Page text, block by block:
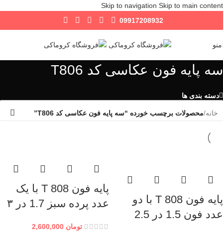
Skip to navigation Skip to main content
09917208932
منو
سه پایه فون عکاسی کد T806
دسته بندی ها
خانه/محصولات برچسب خورده “سه پایه فون عکاسی کد T806”
پایه فون T 808 با دو
عدد فون 1.5 در 2.5
پایه فون T 808 با یک
عدد پرده سبز 1.7 در ۳
تومان